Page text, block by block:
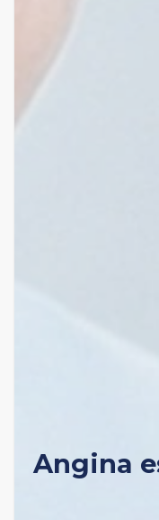
Angina